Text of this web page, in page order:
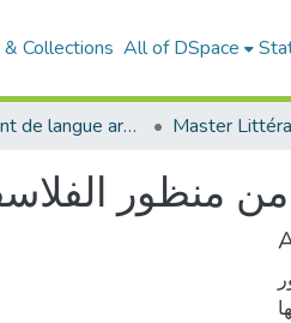
Collections All of DSpace
Département de langue arabe Master
من منظور